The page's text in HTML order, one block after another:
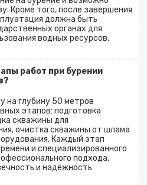
Кроме того, после завершения
должна быть
органах для
водных ресурсов.
работ при бурении
на глубину 50 метров
этапов: подготовка
скважины для
очистка скважины от шлама
Каждый этап
и специализированного
подхода,
и надёжность